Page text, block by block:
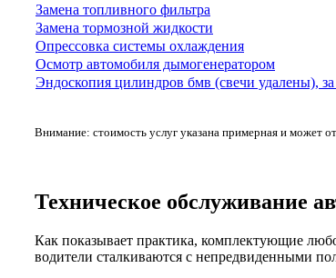
Замена топливного фильтра
Замена тормозной жидкости
Опрессовка системы охлаждения
Осмотр автомобиля дымогенератором
Эндоскопия цилиндров бмв (свечи удалены),
Внимание: стоимость услуг указана примерная и может
Техническое обслуживание
Как показывает практика, комплектующие
водители сталкиваются с непредвиденными